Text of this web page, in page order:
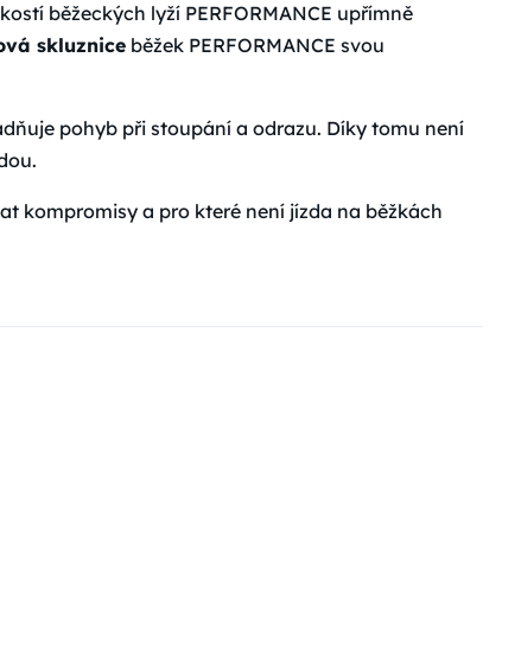
běžeckých lyží PERFORMANCE upřímně
skluznice běžek PERFORMANCE svou
pohyb při stoupání a odrazu. Díky tomu není
kompromisy a pro které není jízda na běžkách